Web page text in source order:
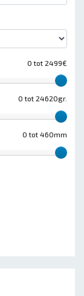
0 tot 2499€
0 tot 24620gr.
0 tot 460mm